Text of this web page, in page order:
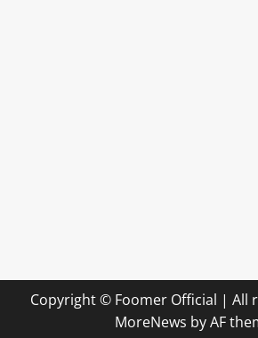
Copyright © Foomer Official | All
MoreNews by AF